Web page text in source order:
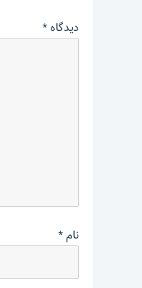
دیدگاه*
نام*